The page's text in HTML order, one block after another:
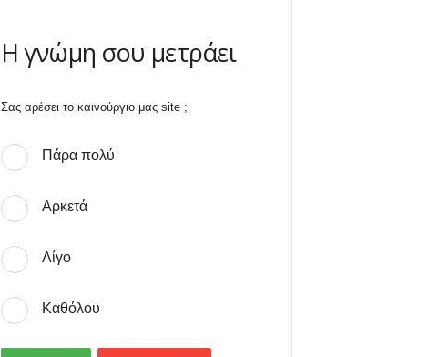
Η γνώμη σου μετράει
Σας αρέσει το καινούργιο μας site ;
Πάρα πολύ
Αρκετά
Λίγο
Καθόλου